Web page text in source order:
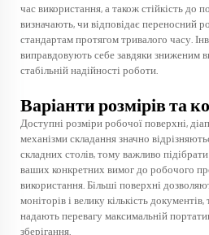
час використання, а також стійкість до
визначають, чи відповідає переносний
стандартам протягом тривалого часу.
виправдовують себе завдяки зниженим
стабільній надійності роботи.
Варіанти розмірів та
Доступні розміри робочої поверхні,
механізми складання значно
складних столів, тому важливо
ваших конкретних вимог до робочого
використання. Більші поверхні
моніторів і велику кількість
надають перевагу максимальній
зберігання.